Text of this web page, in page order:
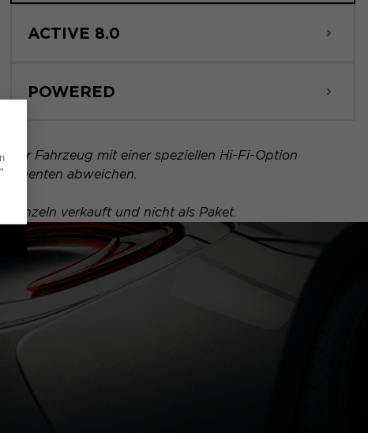
ACTIVE 8.0
POWERED
Ihr Fahrzeug mit einer speziellen Hi-Fi-Option
abweichen.
einzeln verkauft und nicht als Paket.